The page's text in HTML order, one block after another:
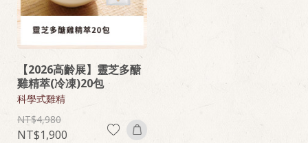
【2026高齡展】靈芝多醣
雞精萃(冷凍)20包
科學式雞精
4,980
1,900